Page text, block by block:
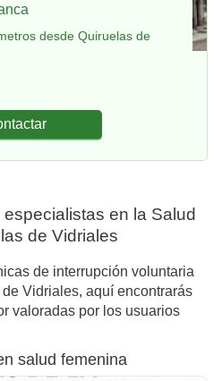
desde Quiruelas de
en la Salud
de Vidriales
de interrupción voluntaria
Vidriales, aquí encontrarás
valoradas por los usuarios
salud femenina